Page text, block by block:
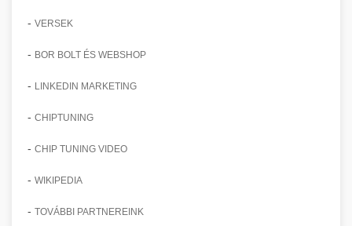
- VERSEK
- BOR BOLT ÉS WEBSHOP
- LINKEDIN MARKETING
- CHIPTUNING
- CHIP TUNING VIDEO
- WIKIPEDIA
- TOVÁBBI PARTNEREINK